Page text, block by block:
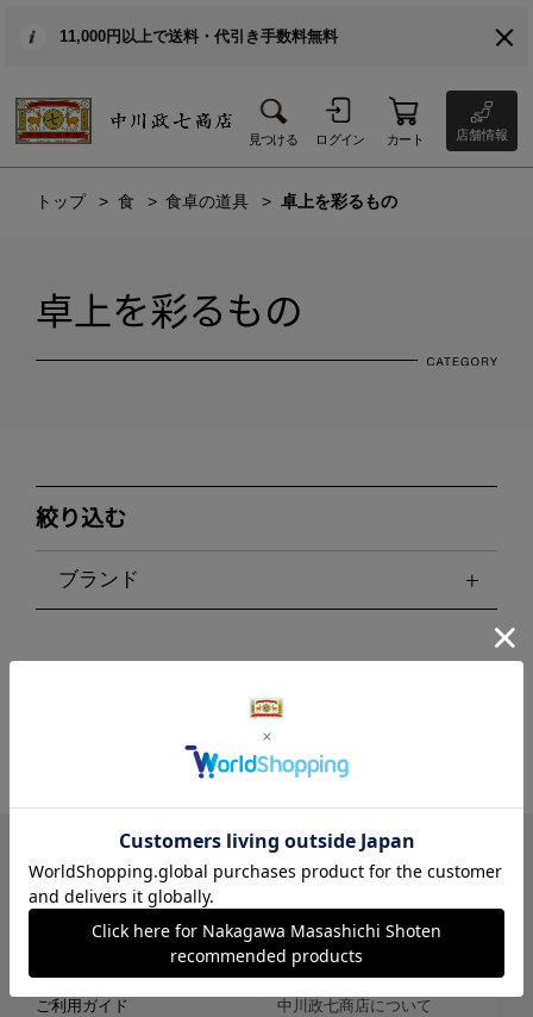
11,000円以上で送料・代引き手数料無料
見つける ログイン カート 店舗情報
トップ 食 食卓の道具 卓上を彩るもの
卓上を彩るもの
絞り込む
ブランド
LINE Instagram X Facebook メールマガジン
ご利用ガイド 中川政七商店について